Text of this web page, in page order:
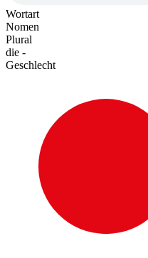
Wortart
Nomen
Plural
die -
Geschlecht